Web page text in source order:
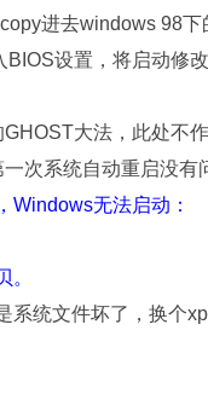
进去windows 98
BIOS设置，将启动修
大法，此处不作
次系统自动重启没
Windows无法启动：
。
系统文件坏了，换个